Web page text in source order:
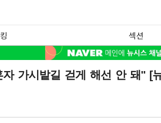
섹션
가시밭길 걷게 해선 안 돼" [